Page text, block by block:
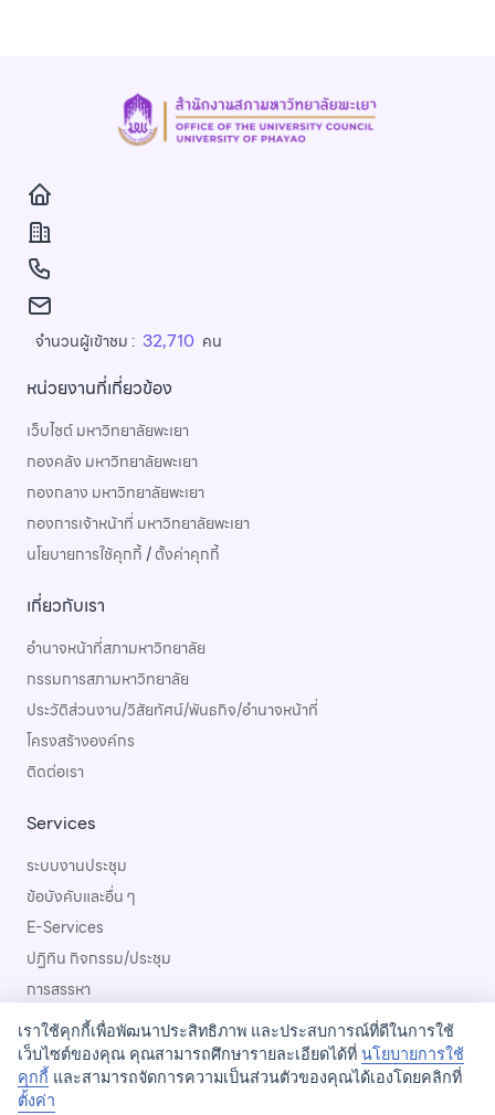
จำนวนผู้เข้าชม : 32,710 คน
หน่วยงานที่เกี่ยวข้อง
เว็บไซต์ มหาวิทยาลัยพะเยา
กองคลัง มหาวิทยาลัยพะเยา
กองกลาง มหาวิทยาลัยพะเยา
กองการเจ้าหน้าที่ มหาวิทยาลัยพะเยา
นโยบายการใช้คุกกี้/ตั้งค่าคุกกี้
เกี่ยวกับเรา
อำนาจหน้าที่สภามหาวิทยาลัย
กรรมการสภามหาวิทยาลัย
ประวัติส่วนงาน/วิสัยทัศน์/พันธกิจ/อำนาจหน้าที่
โครงสร้างองค์กร
ติดต่อเรา
Services
ระบบงานประชุม
ข้อบังคับและอื่น ๆ
E-Services
ปฏิทิน กิจกรรม/ประชุม
การสรรหา
เราใช้คุกกี้เพื่อพัฒนาประสิทธิภาพ และประสบการณ์ที่ดีในการใช้
เว็บไซต์ของคุณ คุณสามารถศึกษารายละเอียดได้ที่ นโยบายการใช้
คุกกี้ และสามารถจัดการความเป็นส่วนตัวของคุณได้เองโดยคลิกที่
ตั้งค่า